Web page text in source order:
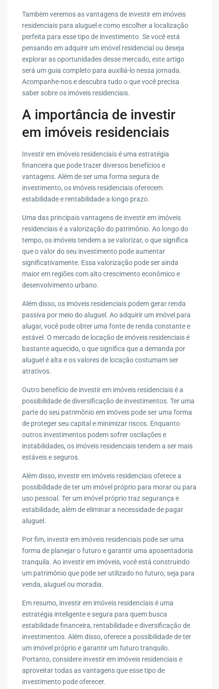
Também veremos as vantagens de investir em imóveis
residenciais para aluguel e como escolher a localização
perfeita para esse tipo de investimento. Se você está
pensando em adquirir um imóvel residencial ou deseja
explorar as oportunidades desse mercado, este artigo
será um guia completo para auxiliá-lo nessa jornada.
Acompanhe-nos e descubra tudo o que você precisa
saber sobre os imóveis residenciais.
A importância de investir
em imóveis residenciais
Investir em imóveis residenciais é uma estratégia
financeira que pode trazer diversos benefícios e
vantagens. Além de ser uma forma segura de
investimento, os imóveis residenciais oferecem
estabilidade e rentabilidade a longo prazo.
Uma das principais vantagens de investir em imóveis
residenciais é a valorização do patrimônio. Ao longo do
tempo, os imóveis tendem a se valorizar, o que significa
que o valor do seu investimento pode aumentar
significativamente. Essa valorização pode ser ainda
maior em regiões com alto crescimento econômico e
desenvolvimento urbano.
Além disso, os imóveis residenciais podem gerar renda
passiva por meio do aluguel. Ao adquirir um imóvel para
alugar, você pode obter uma fonte de renda constante e
estável. O mercado de locação de imóveis residenciais é
bastante aquecido, o que significa que a demanda por
aluguel é alta e os valores de locação costumam ser
atrativos.
Outro benefício de investir em imóveis residenciais é a
possibilidade de diversificação de investimentos. Ter uma
parte do seu patrimônio em imóveis pode ser uma forma
de proteger seu capital e minimizar riscos. Enquanto
outros investimentos podem sofrer oscilações e
instabilidades, os imóveis residenciais tendem a ser mais
estáveis e seguros.
Além disso, investir em imóveis residenciais oferece a
possibilidade de ter um imóvel próprio para morar ou para
uso pessoal. Ter um imóvel próprio traz segurança e
estabilidade, além de eliminar a necessidade de pagar
aluguel.
Por fim, investir em imóveis residenciais pode ser uma
forma de planejar o futuro e garantir uma aposentadoria
tranquila. Ao investir em imóveis, você está construindo
um patrimônio que pode ser utilizado no futuro, seja para
venda, aluguel ou moradia.
Em resumo, investir em imóveis residenciais é uma
estratégia inteligente e segura para quem busca
estabilidade financeira, rentabilidade e diversificação de
investimentos. Além disso, oferece a possibilidade de ter
um imóvel próprio e garantir um futuro tranquilo.
Portanto, considere investir em imóveis residenciais e
aproveitar todas as vantagens que esse tipo de
investimento pode oferecer.